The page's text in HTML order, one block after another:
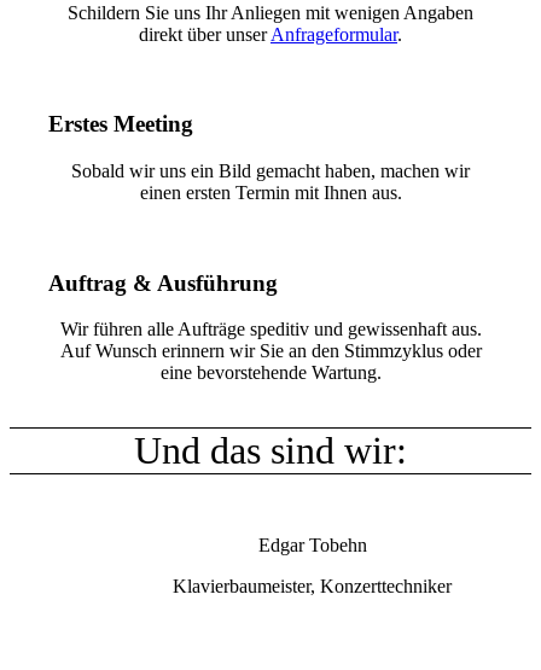
Schildern Sie uns Ihr Anliegen mit wenigen Angaben
direkt über unserAnfrageformular.
Erstes Meeting
Sobald wir uns ein Bild gemacht haben, machen wir
einen ersten Termin mit Ihnen aus.
Auftrag & Ausführung
Wir führen alle Aufträge speditiv und gewissenhaft aus.
Auf Wunsch erinnern wir Sie an den Stimmzyklus oder
eine bevorstehende Wartung.
Und das sind wir:
Edgar Tobehn
Klavierbaumeister, Konzerttechniker